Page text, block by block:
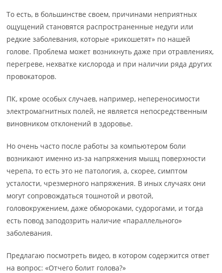
То есть, в большинстве своем, причинами неприятных
ощущений становятся распространенные недуги или
редкие заболевания, которые «рикошетят» по нашей
голове. Проблема может возникнуть даже при отравлениях,
перегреве, нехватке кислорода и при наличии ряда других
провокаторов.
ПК, кроме особых случаев, например, непереносимости
электромагнитных полей, не является непосредственным
виновником отклонений в здоровье.
Но очень часто после работы за компьютером боли
возникают именно из-за напряжения мышц поверхности
черепа, то есть это не патология, а, скорее, симптом
усталости, чрезмерного напряжения. В иных случаях они
могут сопровождаться тошнотой и рвотой,
головокружением, даже обмороками, судорогами, и тогда
есть повод заподозрить наличие «параллельного»
заболевания.
Предлагаю посмотреть видео, в котором содержится ответ
на вопрос: «Отчего болит голова?»